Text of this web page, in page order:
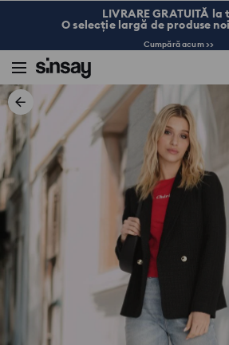
LIVRARE GRATUITĂ la
O selecție largă de produse
Cumpără acum >>